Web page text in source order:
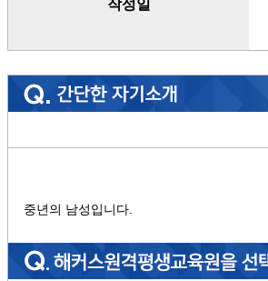
작성일
중년의 남성입니다.